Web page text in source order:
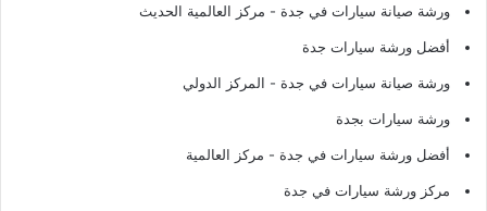
ورشة صيانة سيارات في جدة - مركز العالمية الحديث
أفضل ورشة سيارات جدة
ورشة صيانة سيارات في جدة - المركز الدولي
ورشة سيارات بجدة
أفضل ورشة سيارات في جدة - مركز العالمية
مركز ورشة سيارات في جدة